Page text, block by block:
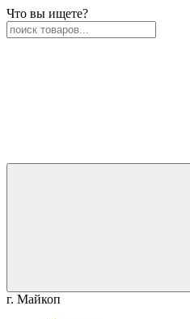
Что вы ищете?
г. Майкоп